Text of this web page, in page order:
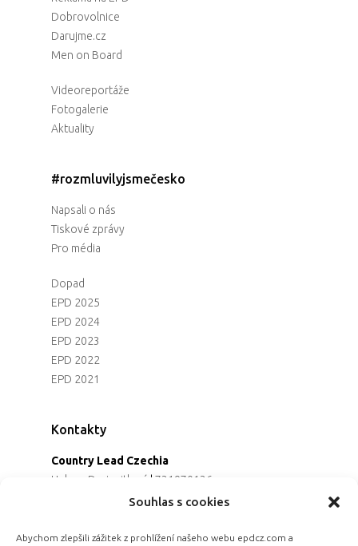
Souhlas s cookies
Abychom zlepšili zážitek z prohlížení našeho webu epdcz.com a
Dobrovolnice
Darujme.cz
Men on Board
Videoreportáže
Fotogalerie
Aktuality
#rozmluvilyjsmečesko
Napsali o nás
Tiskové zprávy
Pro média
Dopad
EPD 2025
EPD 2024
EPD 2023
EPD 2022
EPD 2021
Kontakty
Country Lead Czechia
Helena Dreiseitlová | 731970136
Koordinátorka projektu
Programová ředitelka